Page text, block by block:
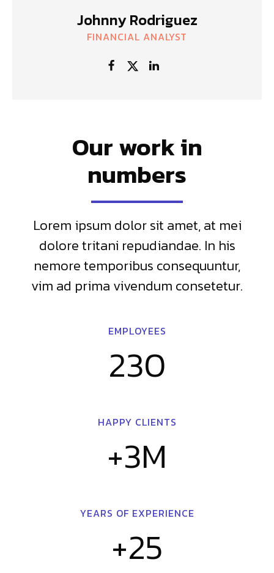
Johnny Rodriguez
FINANCIAL ANALYST
Our work in
numbers
Lorem ipsum dolor sit amet, at mei
dolore tritani repudiandae. In his
nemore temporibus consequuntur,
vim ad prima vivendum consetetur.
EMPLOYEES
230
HAPPY CLIENTS
+3M
YEARS OF EXPERIENCE
+25